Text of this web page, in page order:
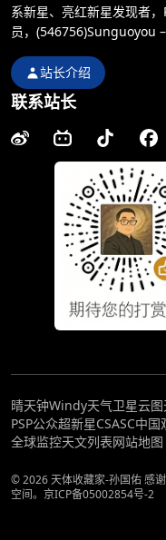
系新星、亮红新星发现者
员，(546756)Sunguoyou
站长介绍
联系站长
晴天钟Windy天气卫星云图
PSP公众超新星CSASC中
全球监控天文列表网站地图
© 2026 天体收藏家-孙国佑 感
空间。 京ICP备05002854号-2